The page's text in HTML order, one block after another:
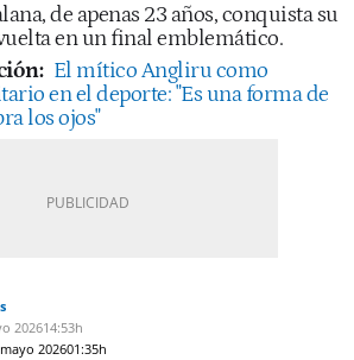
de apenas 23 años, conquista su
en un final emblemático.
El mítico Angliru como
en el deporte: "Es una forma de
los ojos"
202614:53h
202601:35h